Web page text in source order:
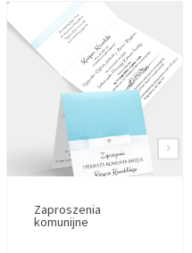
Zaproszenia
komunijne